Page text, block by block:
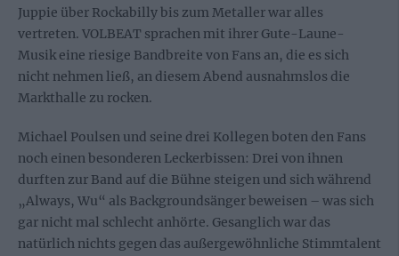
Juppie über Rockabilly bis zum Metaller war alles
vertreten. VOLBEAT sprachen mit ihrer Gute-Laune-
Musik eine riesige Bandbreite von Fans an, die es sich
nicht nehmen ließ, an diesem Abend ausnahmslos die
Markthalle zu rocken.
Michael Poulsen und seine drei Kollegen boten den Fans
noch einen besonderen Leckerbissen: Drei von ihnen
durften zur Band auf die Bühne steigen und sich während
„Always, Wu“ als Backgroundsänger beweisen – was sich
gar nicht mal schlecht anhörte. Gesanglich war das
natürlich nichts gegen das außergewöhnliche Stimmtalent